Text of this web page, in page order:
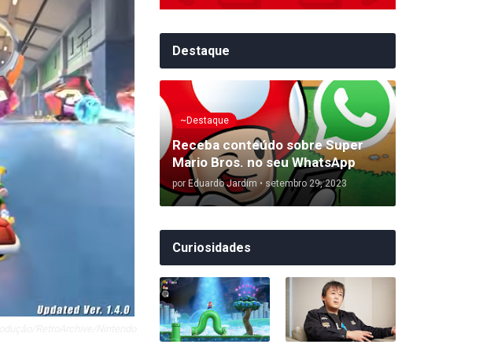
Destaque
~Destaque
Receba conteúdo sobre Super
Mario Bros. no seu WhatsApp
por Eduardo Jardim • setembro 29, 2023
Curiosidades